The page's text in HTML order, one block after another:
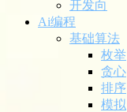
开发向
Ai编程
基础算法
枚举
贪心
排序
模拟